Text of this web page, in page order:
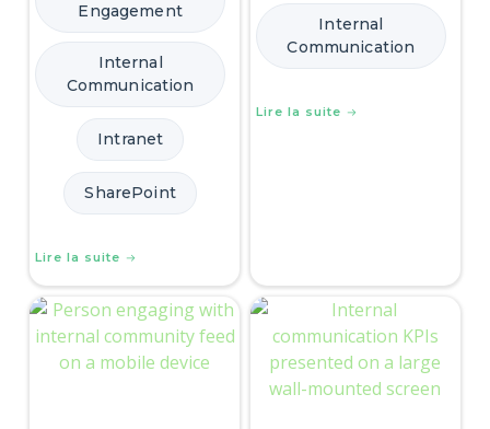
Engagement
Internal
Communication
Intranet
SharePoint
Lire la suite
Internal
Communication
Lire la suite